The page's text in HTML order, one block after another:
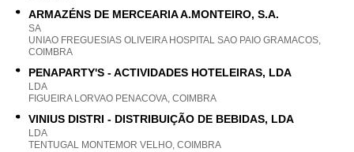
ARMAZÉNS DE MERCEARIA A.MONTEIRO, S.A.
SA
UNIAO FREGUESIAS OLIVEIRA HOSPITAL SAO PAIO GRAMACOS,
COIMBRA
PENAPARTY'S - ACTIVIDADES HOTELEIRAS, LDA
LDA
FIGUEIRA LORVAO PENACOVA, COIMBRA
VINIUS DISTRI - DISTRIBUIÇÃO DE BEBIDAS, LDA
LDA
TENTUGAL MONTEMOR VELHO, COIMBRA